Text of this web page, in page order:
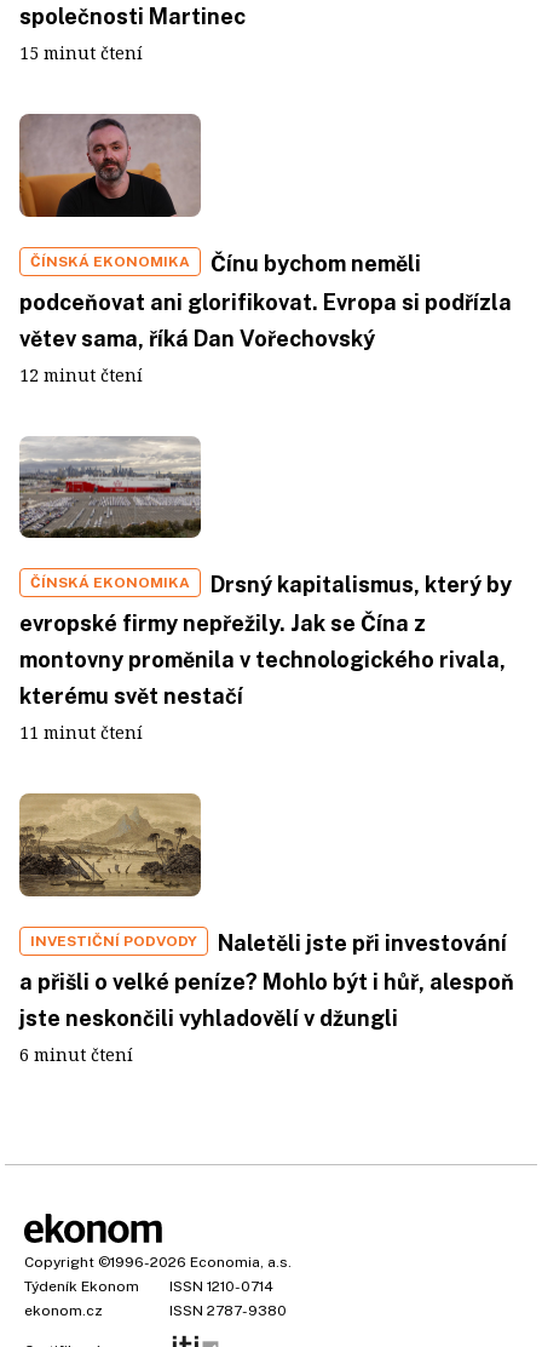
společnosti Martinec
15 minut čtení
ČÍNSKÁ EKONOMIKA
Čínu bychom neměli
podceňovat ani glorifikovat. Evropa si podřízla
větev sama, říká Dan Vořechovský
12 minut čtení
ČÍNSKÁ EKONOMIKA
Drsný kapitalismus, který by
evropské firmy nepřežily. Jak se Čína z
montovny proměnila v technologického rivala,
kterému svět nestačí
11 minut čtení
INVESTIČNÍ PODVODY
Naletěli jste při investování
a přišli o velké peníze? Mohlo být i hůř, alespoň
jste neskončili vyhladovělí v džungli
6 minut čtení
Copyright ©1996-2026 Economia, a.s.
Týdeník Ekonom
ISSN 1210-0714
ekonom.cz
ISSN 2787-9380